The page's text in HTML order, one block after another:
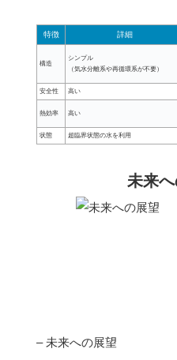
特徴 詳細
構造
シンプル
（気水分離系や再循環系が不要）
安全性 高い
熱効率 高い
状態 超臨界状態の水を利用
未来
– 未来への展望